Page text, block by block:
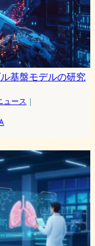
基盤モデルの研究
ュース ｜